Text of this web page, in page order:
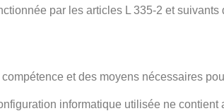
par les articles L 335-2 et
et des moyens nécessaires
informatique utilisée ne